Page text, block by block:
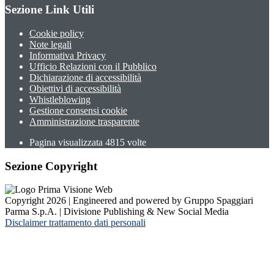
Sezione Link Utili
Cookie policy
Note legali
Informativa Privacy
Ufficio Relazioni con il Pubblico
Dichiarazione di accessibilità
Obiettivi di accessibilità
Whistleblowing
Gestione consensi cookie
Amministrazione trasparente
Pagina visualizzata 4815 volte
Sezione Copyright
Copyright 2026 | Engineered and powered by Gruppo Spaggiari
Parma S.p.A. | Divisione Publishing & New Social Media
Disclaimer trattamento dati personali